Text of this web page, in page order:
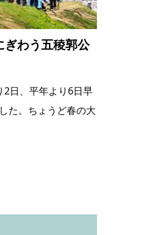
ぎわう五稜郭公
日、平年より6日早
た。ちょうど春の大